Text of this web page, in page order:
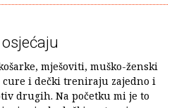
mješoviti, muško-ženski
cure i dečki treniraju zajedno i
drugih. Na početku mi je to